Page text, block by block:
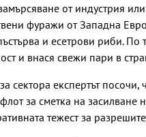
от индустрия
фуражи от Западна
и есетрови риби. По
и внася свежи пари в
сектора експертът
за сметка на засилване
тежест за